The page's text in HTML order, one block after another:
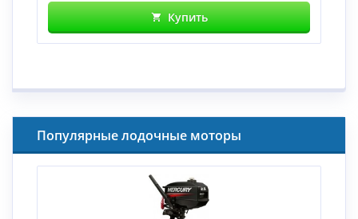
Купить
Популярные лодочные моторы